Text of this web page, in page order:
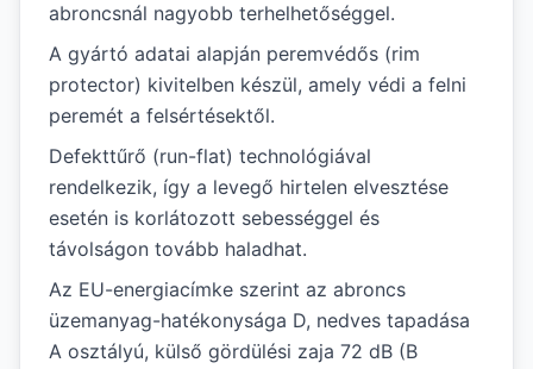
abroncsnál nagyobb terhelhetőséggel.
A gyártó adatai alapján peremvédős (rim
protector) kivitelben készül, amely védi a felni
peremét a felsértésektől.
Defekttűrő (run-flat) technológiával
rendelkezik, így a levegő hirtelen elvesztése
esetén is korlátozott sebességgel és
távolságon tovább haladhat.
Az EU-energiacímke szerint az abroncs
üzemanyag-hatékonysága D, nedves tapadása
A osztályú, külső gördülési zaja 72 dB (B